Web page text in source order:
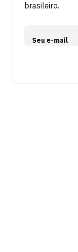
brasileiro.
Seu e-mail